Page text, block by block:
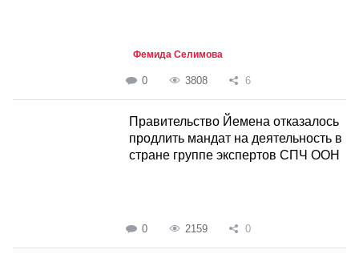
Фемида Селимова
0 3808 6
Правительство Йемена отказалось
продлить мандат на деятельность в
стране группе экспертов СПЧ ООН
0 2159 0